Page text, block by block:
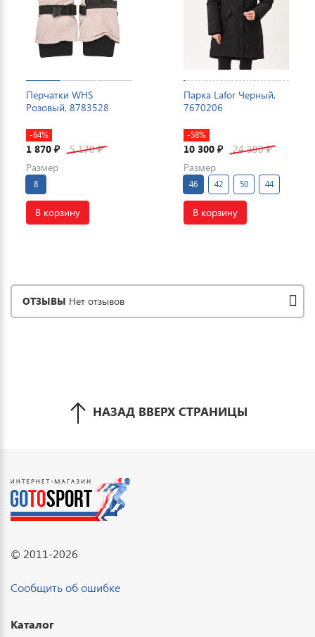
Перчатки WHS
Розовый, 8783528
-64%
1 870 ₽ 5 170₽
Размер
8
В корзину
Парка Lafor Черный,
7670206
-58%
10 300 ₽ 24 390₽
Размер
46 42 50 44
В корзину
ОТЗЫВЫ Нет отзывов
НАЗАД ВВЕРХ СТРАНИЦЫ
© 2011-2026
Сообщить об ошибке
Каталог